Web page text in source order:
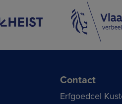
Contact
Erfgoedcel